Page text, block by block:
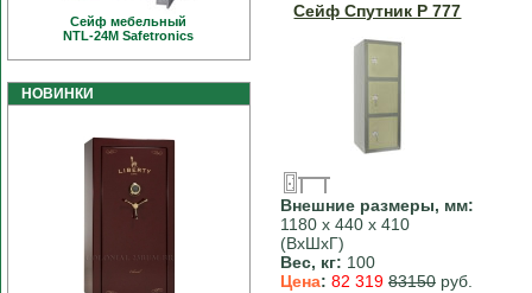
Сейф мебельный
NTL-24M Safetronics
НОВИНКИ
Сейф Спутник Р 777
Внешние размеры, мм:
1180 х 440 х 410
(ВхШхГ)
Вес, кг: 100
Цена: 82 319 83150 руб.